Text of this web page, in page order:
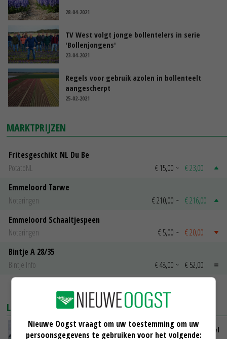
28-04-2021
TV West volgt jonge bollentelers in serie
'Bollenjongens'
23-04-2021
Regels voor gebruik azolen in bollenteelt
aangescherpt
25-02-2021
MARKTPRIJZEN
Fritesgeschikt NL Du Be
PotatoNL
€ 15,00 ~ € 23,00
Emmeloord Tarwe
Noteringen
€ 210,00 ~ € 216,00
Emmeloord Schaaltjespeen
Noteringen
€ 5,00 ~ € 20,00
Bintje A 28/35
Bintje Info
€ 48,00 ~ € 52,00
LAATSTE NIEUWS
ForFarmers groeit verder en ziet marktaandeel
Nieuwe Oogst vraagt om uw toestemming om uw
persoonsgegevens te gebruiken voor het volgende: